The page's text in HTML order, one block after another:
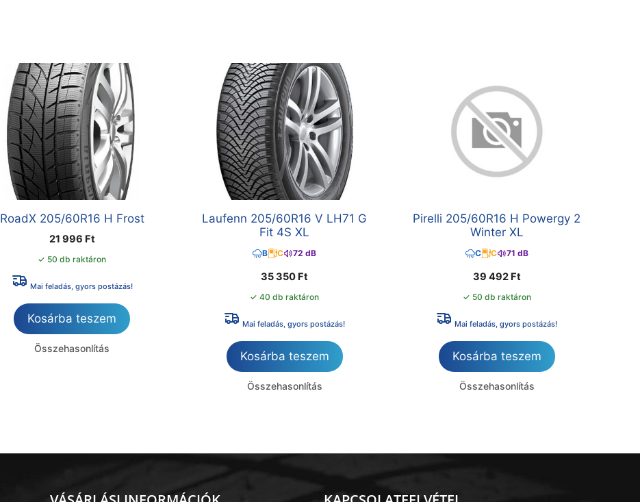
RoadX 205/60R16 H Frost
21 996 Ft
✓ 50 db raktáron
Mai feladás, gyors postázás!
Kosárba teszem
Összehasonlítás
Laufenn 205/60R16 V LH71 G
Fit 4S XL
B C 72 dB
35 350 Ft
✓ 40 db raktáron
Mai feladás, gyors postázás!
Kosárba teszem
Összehasonlítás
Pirelli 205/60R16 H Powergy 2
Winter XL
C C 71 dB
39 492 Ft
✓ 50 db raktáron
Mai feladás, gyors postázás!
Kosárba teszem
Összehasonlítás